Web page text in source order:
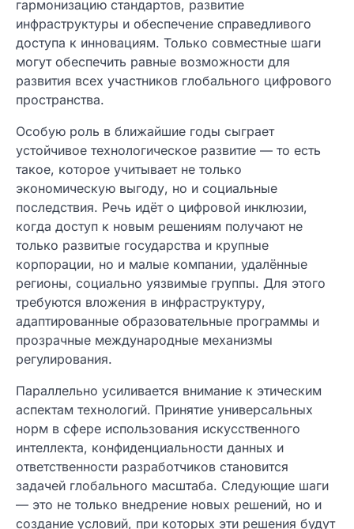
гармонизацию стандартов, развитие
инфраструктуры и обеспечение справедливого
доступа к инновациям. Только совместные шаги
могут обеспечить равные возможности для
развития всех участников глобального цифрового
пространства.
Особую роль в ближайшие годы сыграет
устойчивое технологическое развитие — то есть
такое, которое учитывает не только
экономическую выгоду, но и социальные
последствия. Речь идёт о цифровой инклюзии,
когда доступ к новым решениям получают не
только развитые государства и крупные
корпорации, но и малые компании, удалённые
регионы, социально уязвимые группы. Для этого
требуются вложения в инфраструктуру,
адаптированные образовательные программы и
прозрачные международные механизмы
регулирования.
Параллельно усиливается внимание к этическим
аспектам технологий. Принятие универсальных
норм в сфере использования искусственного
интеллекта, конфиденциальности данных и
ответственности разработчиков становится
задачей глобального масштаба. Следующие шаги
— это не только внедрение новых решений, но и
создание условий, при которых эти решения будут